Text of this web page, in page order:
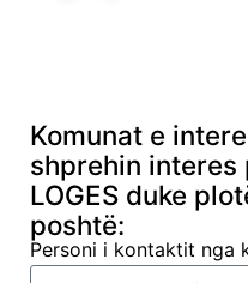
Komunat e
shprehin interes
LOGES duke
poshtë:
Personi i kontaktit nga